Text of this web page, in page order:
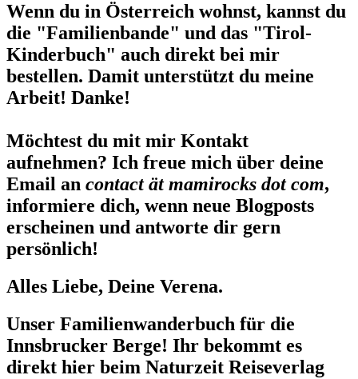
Wenn du in Österreich wohnst, kannst du
die "Familienbande" und das "Tirol-
Kinderbuch" auch direkt bei mir
bestellen. Damit unterstützt du meine
Arbeit! Danke!
Möchtest du mit mir Kontakt
aufnehmen? Ich freue mich über deine
Email an contact ät mamirocks dot com,
informiere dich, wenn neue Blogposts
erscheinen und antworte dir gern
persönlich!
Alles Liebe, Deine Verena.
Unser Familienwanderbuch für die
Innsbrucker Berge! Ihr bekommt es
direkt hier beim Naturzeit Reiseverlag